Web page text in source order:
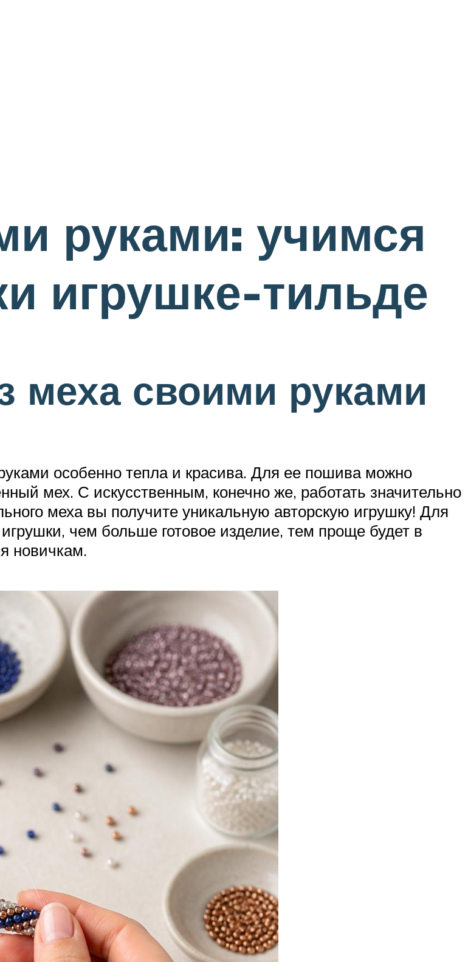
руками: учимся
игрушке-тильде
меха своими руками
особенно тепла и красива. Для ее пошива можно
мех. С искусственным, конечно же, работать значительно
меха вы получите уникальную авторскую игрушку! Для
чем больше готовое изделие, тем проще будет в
новичкам.